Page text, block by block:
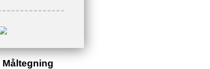
Måltegning